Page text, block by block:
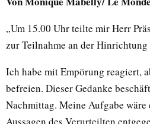
„Um 15.00 Uhr teilte mir Herr
zur Teilnahme an der
Ich habe mit Empörung reagiert,
befreien. Dieser Gedanke
Nachmittag. Meine Aufgabe wäre
Aussagen des Verurteilten